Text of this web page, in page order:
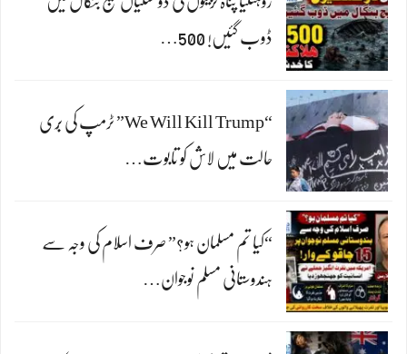
ڈوب گئیں! 500…
“We Will Kill Trump” ٹرمپ کی بُری
حالت میں لاش کو تابوت…
“کیا تم مسلمان ہو؟” صرف اسلام کی وجہ سے
ہندوستانی مسلم نوجوان…